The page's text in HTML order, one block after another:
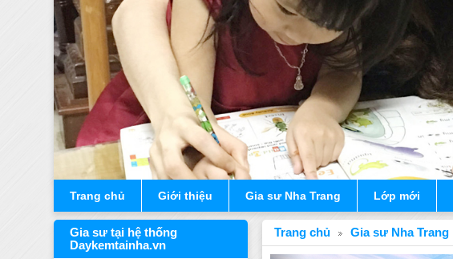
Trang chủ Giới thiệu Gia sư Nha Trang Lớp mới
Trang chủ Gia sư Nha Trang
Gia sư tại hệ thống
Daykemtainha.vn